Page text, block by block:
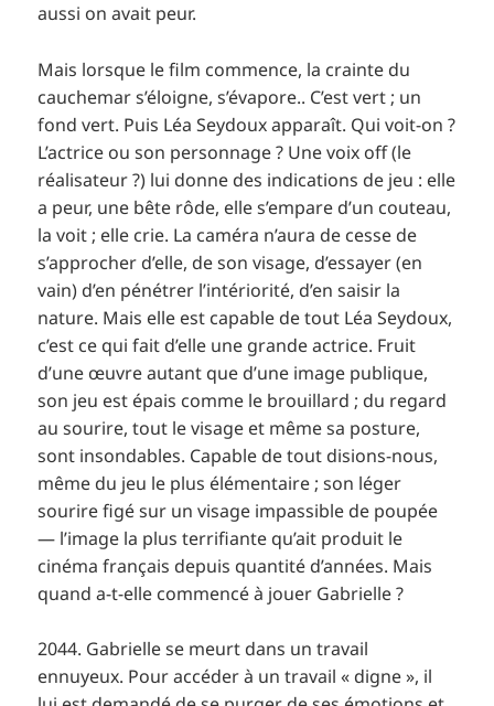
aussi on avait peur.
Mais lorsque le film commence, la crainte du
cauchemar s’éloigne, s’évapore.. C’est vert ; un
fond vert. Puis Léa Seydoux apparaît. Qui voit-on ?
L’actrice ou son personnage ? Une voix off (le
réalisateur ?) lui donne des indications de jeu : elle
a peur, une bête rôde, elle s’empare d’un couteau,
la voit ; elle crie. La caméra n’aura de cesse de
s’approcher d’elle, de son visage, d’essayer (en
vain) d’en pénétrer l’intériorité, d’en saisir la
nature. Mais elle est capable de tout Léa Seydoux,
c’est ce qui fait d’elle une grande actrice. Fruit
d’une œuvre autant que d’une image publique,
son jeu est épais comme le brouillard ; du regard
au sourire, tout le visage et même sa posture,
sont insondables. Capable de tout disions-nous,
même du jeu le plus élémentaire ; son léger
sourire figé sur un visage impassible de poupée
— l’image la plus terrifiante qu’ait produit le
cinéma français depuis quantité d’années. Mais
quand a-t-elle commencé à jouer Gabrielle ?
2044. Gabrielle se meurt dans un travail
ennuyeux. Pour accéder à un travail « digne », il